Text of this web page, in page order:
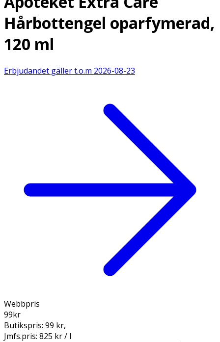
Hårbottengel oparfymerad,
120 ml
Erbjudandet gäller t.o.m 2026-08-23
Webbpris
99kr
Butikspris: 99 kr,
Jmfs.pris: 825 kr / l